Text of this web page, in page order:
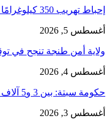
إحباط تهريب 350 كيلوغرامًا من الشيرا محشوة داخل قوالب…
أغسطس 5, 2026
ولاية أمن طنجة تنجح في
أغسطس 4, 2026
حكومة سبتة: بين 3 و5 آلاف مهاجر ما زالوا داخل المدينة و862…
أغسطس 3, 2026